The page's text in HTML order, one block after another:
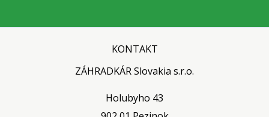
KONTAKT
ZÁHRADKÁR Slovakia s.r.o.
Holubyho 43